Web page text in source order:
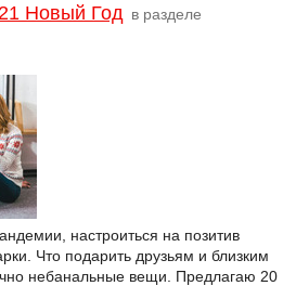
Новый Год в разделе
настроиться на позитив
Что подарить друзьям и близким
небанальные вещи. Предлагаю 20